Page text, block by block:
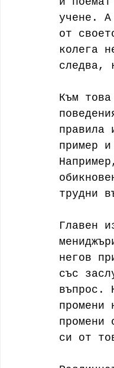
учене. А
от
колега
следва,
Към
правила
пример
трудни
Главен
негов
със
въпрос.
промени
промени
си от